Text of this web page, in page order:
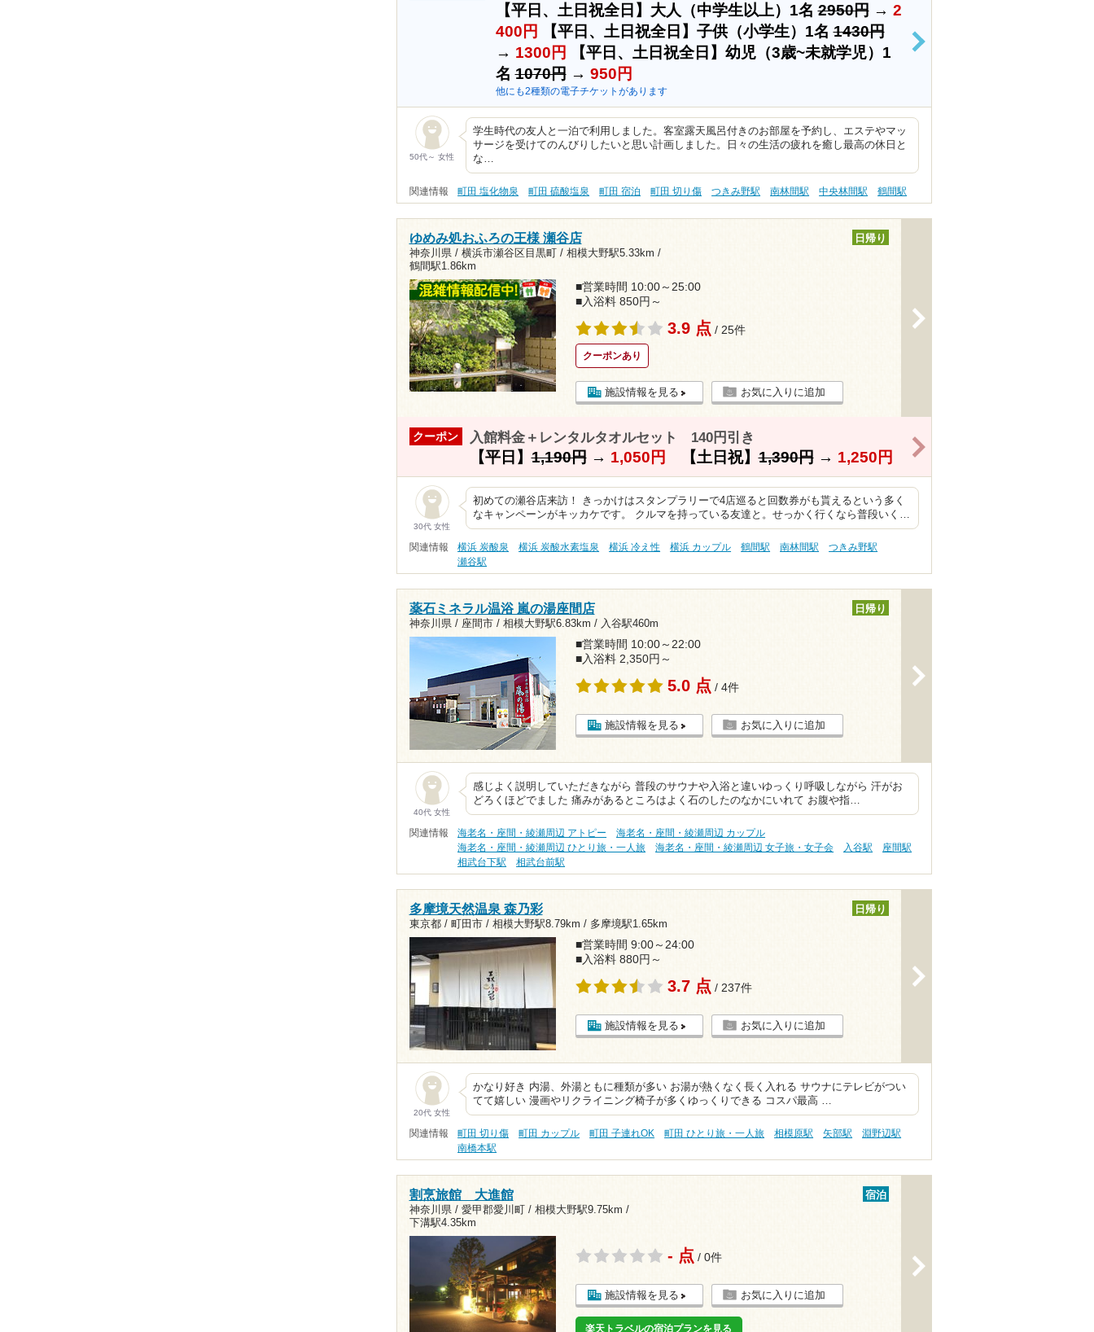
【平日、土日祝全日】大人（中学生以上）1名2950円→ 2
400円
【平日、土日祝全日】子供（小学生）1名1430円
→ 1300円
【平日、土日祝全日】幼児（3歳~未就学児）1
名1070円→ 950円
他にも2種類の電子チケットがあります
>
50代～ 女性
学生時代の友人と一泊で利用しました。客室露天風呂付きのお部屋を予約し、エステやマッ
サージを受けてのんびりしたいと思い計画しました。日々の生活の疲れを癒し最高の休日と
な…
関連情報 町田 塩化物泉 町田 硫酸塩泉 町田 宿泊 町田 切り傷 つきみ野駅 南林間駅 中央林間駅 鶴間駅
ゆめみ処おふろの王様 瀬谷店
神奈川県 / 横浜市瀬谷区目黒町 / 相模大野駅5.33km /
鶴間駅1.86km
日帰り
■営業時間 10:00～25:00
■入浴料 850円～
3.9 点 / 25件
クーポンあり
施設情報を見る お気に入りに追加
クーポン 入館料金＋レンタルタオルセット 140円引き
【平日】1,190円→ 1,050円 【土日祝】1,390円→ 1,250円
30代 女性
初めての瀬谷店来訪！ きっかけはスタンプラリーで4店巡ると回数券がも貰えるという多く
なキャンペーンがキッカケです。 クルマを持っている友達と。せっかく行くなら普段いく…
関連情報 横浜 炭酸泉 横浜 炭酸水素塩泉 横浜 冷え性 横浜 カップル 鶴間駅 南林間駅
つきみ野駅
瀬谷駅
薬石ミネラル温浴 嵐の湯座間店
神奈川県 / 座間市 / 相模大野駅6.83km / 入谷駅460m
日帰り
■営業時間 10:00～22:00
■入浴料 2,350円～
5.0 点 / 4件
施設情報を見る お気に入りに追加
40代 女性
感じよく説明していただきながら 普段のサウナや入浴と違いゆっくり呼吸しながら 汗がお
どろくほどでました 痛みがあるところはよく石のしたのなかにいれて お腹や指…
関連情報 海老名・座間・綾瀬周辺 アトピー
海老名・座間・綾瀬周辺 カップル
海老名・座間・綾瀬周辺 ひとり旅・一人旅
海老名・座間・綾瀬周辺 女子旅・女子会 入谷駅
座間駅
相武台下駅
相武台前駅
多摩境天然温泉 森乃彩
東京都 / 町田市 / 相模大野駅8.79km / 多摩境駅1.65km
日帰り
■営業時間 9:00～24:00
■入浴料 880円～
3.7 点 / 237件
施設情報を見る お気に入りに追加
20代 女性
かなり好き 内湯、外湯ともに種類が多い お湯が熱くなく長く入れる サウナにテレビがつい
てて嬉しい 漫画やリクライニング椅子が多くゆっくりできる コスパ最高 …
関連情報 町田 切り傷 町田 カップル 町田 子連れOK 町田 ひとり旅・一人旅 相模原駅 矢部駅
淵野辺駅
南橋本駅
割烹旅館 大進館
神奈川県 / 愛甲郡愛川町 / 相模大野駅9.75km /
下溝駅4.35km
宿泊
- 点 / 0件
施設情報を見る お気に入りに追加
楽天トラベルの宿泊プランを見る